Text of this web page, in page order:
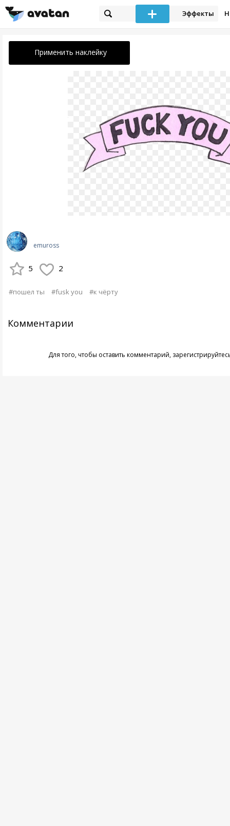
Эффекты
Применить наклейку
emuross
5 2
#пошел ты #fusk you #к чёрту
Комментарии
Для того, чтобы оставить комментарий,